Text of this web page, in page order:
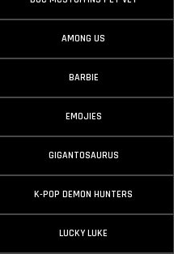
AMONG US
BARBIE
EMOJIES
GIGANTOSAURUS
K-POP DEMON HUNTERS
LUCKY LUKE